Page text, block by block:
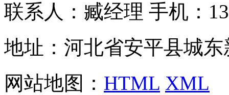
联系人：臧经理 手机：
地址：河北省安平县城
网站地图： HTML XML